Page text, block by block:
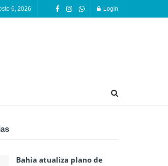
6, 2026 Login
Bahia atualiza plano de